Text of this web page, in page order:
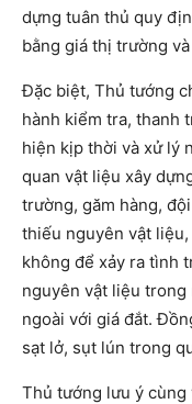
dựng tuân thủ quy
bằng giá thị trường
Đặc biệt, Thủ tướng
hành kiểm tra, thanh
hiện kịp thời và xử lý
quan vật liệu xây
trường, găm hàng,
thiếu nguyên vật
không để xảy ra tình
nguyên vật liệu trong
ngoài với giá đắt.
sạt lở, sụt lún trong
Thủ tướng lưu ý cùng